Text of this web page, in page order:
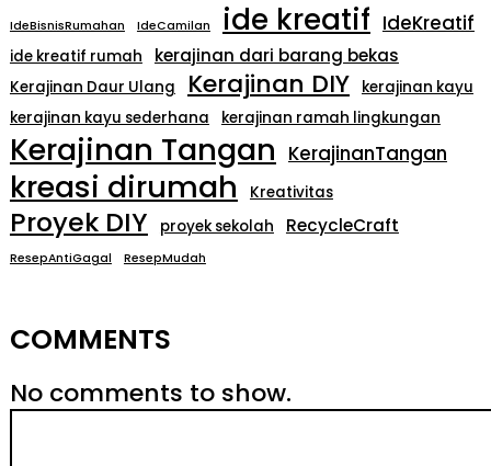
IdeBisnisRumahan IdeCamilan ide kreatif IdeKreatif
ide kreatif rumah kerajinan dari barang bekas
Kerajinan Daur Ulang Kerajinan DIY
kerajinan kayu
kerajinan kayu sederhana
kerajinan ramah lingkungan
Kerajinan Tangan KerajinanTangan
kreasi dirumah Kreativitas
Proyek DIY proyek sekolah RecycleCraft
ResepAntiGagal ResepMudah
COMMENTS
No comments to show.
S